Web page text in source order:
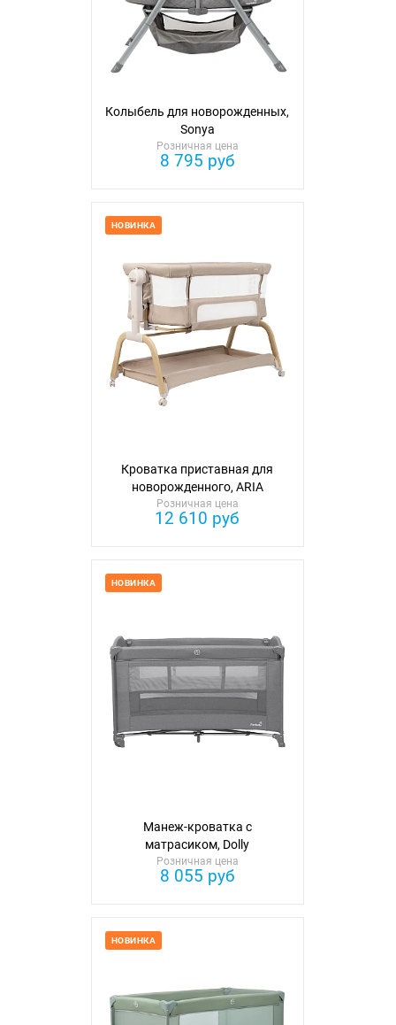
Колыбель для новорожденных,
Sonya
Розничная цена
8 795 руб
НОВИНКА
Кроватка приставная для
новорожденного, ARIA
Розничная цена
12 610 руб
НОВИНКА
Манеж-кроватка с
матрасиком, Dolly
Розничная цена
8 055 руб
НОВИНКА